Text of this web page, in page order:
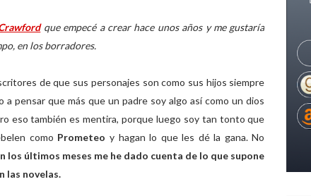
que empecé a crear hace unos años y me gustaría
en los borradores.
de que sus personajes son como sus hijos siempre
a pensar que más que un padre soy algo así como un dios
eso también es mentira, porque luego soy tan tonto que
como Prometeoy hagan lo que les dé la gana. No
los últimos meses me he dado cuenta de lo que supone
las novelas.